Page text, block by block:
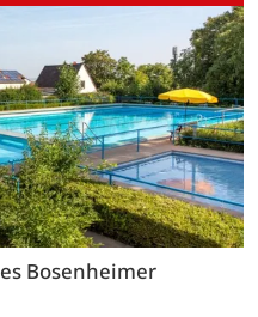
Bosenheimer